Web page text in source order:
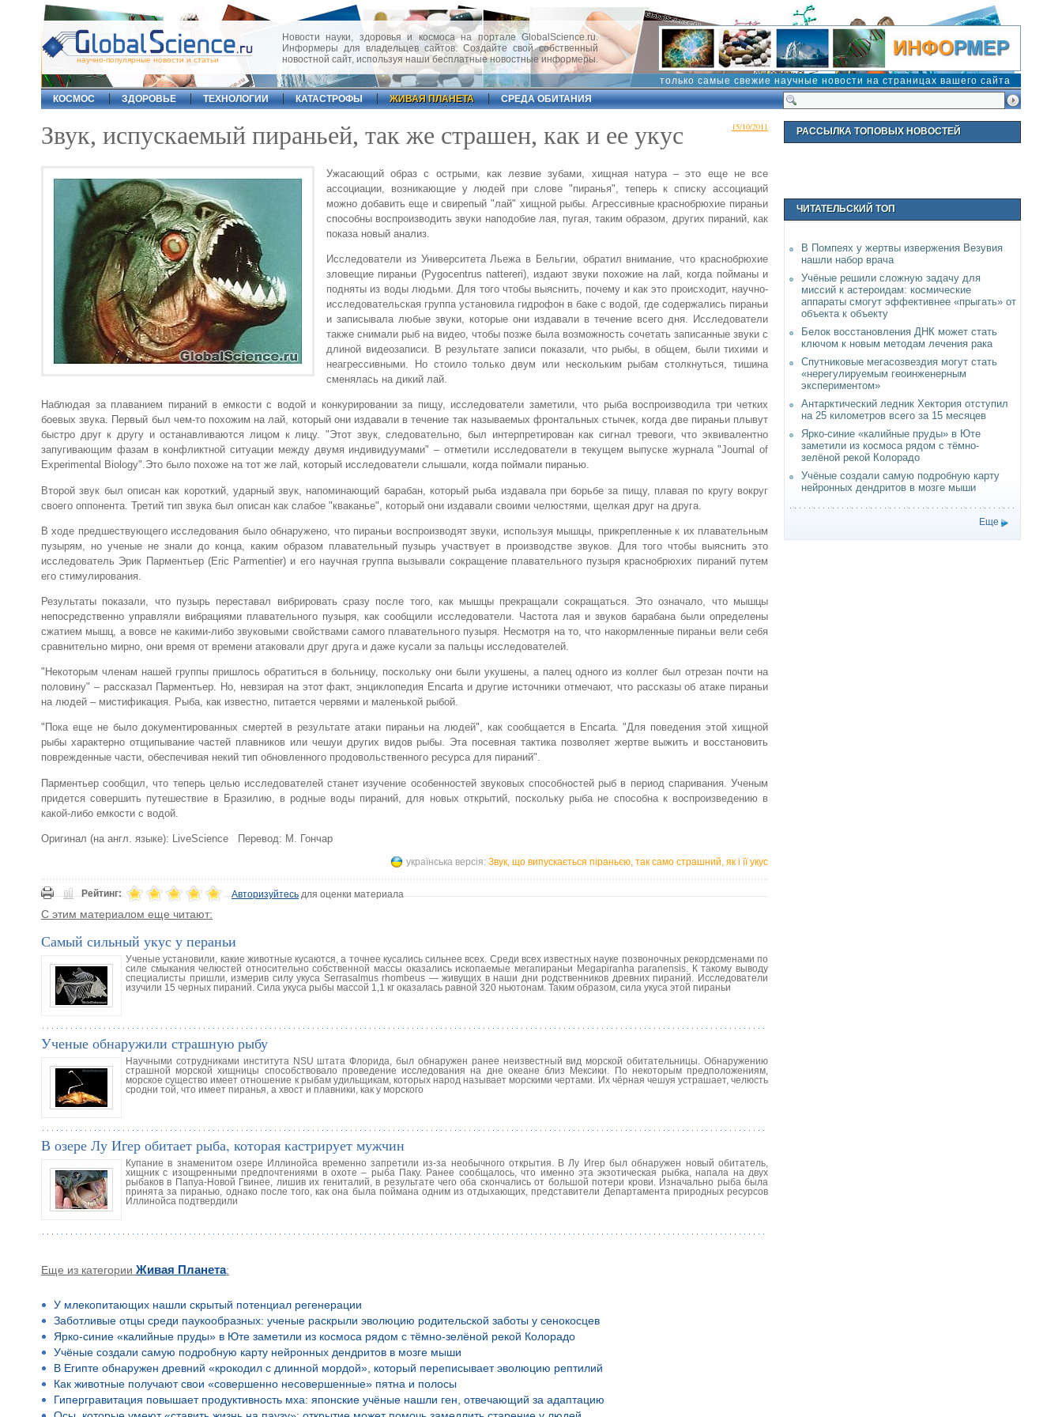
научно-популярные новости и статьи
Новости науки, здоровья и космоса на портале GlobalScience.ru.
Информеры для владельцев сайтов. Создайте свой собственный
новостной сайт, используя наши бесплатные новостные информеры.
только самые свежие научные новости на страницах вашего сайта
КОСМОС
ЗДОРОВЬЕ ТЕХНОЛОГИИ КАТАСТРОФЫ ЖИВАЯ ПЛАНЕТА СРЕДА ОБИТАНИЯ
15/10/2011
Звук, испускаемый пираньей, так же страшен, как и ее укус
Ужасающий образ с острыми, как лезвие зубами, хищная натура – это еще не все
ассоциации, возникающие у людей при слове "пиранья", теперь к списку ассоциаций
можно добавить еще и свирепый "лай" хищной рыбы. Агрессивные краснобрюхие пираньи
способны воспроизводить звуки наподобие лая, пугая, таким образом, других пираний, как
показа новый анализ.
Исследователи из Университета Льежа в Бельгии, обратил внимание, что краснобрюхие
зловещие пираньи (Pygocentrus nattereri), издают звуки похожие на лай, когда пойманы и
подняты из воды людьми. Для того чтобы выяснить, почему и как это происходит, научно-
исследовательская группа установила гидрофон в баке с водой, где содержались пираньи
и записывала любые звуки, которые они издавали в течение всего дня. Исследователи
также снимали рыб на видео, чтобы позже была возможность сочетать записанные звуки с
длиной видеозаписи. В результате записи показали, что рыбы, в общем, были тихими и
неагрессивными. Но стоило только двум или нескольким рыбам столкнуться, тишина
сменялась на дикий лай.
Наблюдая за плаванием пираний в емкости с водой и конкурировании за пищу, исследователи заметили, что рыба воспроизводила три четких
боевых звука. Первый был чем-то похожим на лай, который они издавали в течение так называемых фронтальных стычек, когда две пираньи плывут
быстро друг к другу и останавливаются лицом к лицу. "Этот звук, следовательно, был интерпретирован как сигнал тревоги, что эквивалентно
запугивающим фазам в конфликтной ситуации между двумя индивидуумами" – отметили исследователи в текущем выпуске журнала "Journal of
Experimental Biology".Это было похоже на тот же лай, который исследователи слышали, когда поймали пиранью.
Второй звук был описан как короткий, ударный звук, напоминающий барабан, который рыба издавала при борьбе за пищу, плавая по кругу вокруг
своего оппонента. Третий тип звука был описан как слабое "кваканье", который они издавали своими челюстями, щелкая друг на друга.
В ходе предшествующего исследования было обнаружено, что пираньи воспроизводят звуки, используя мышцы, прикрепленные к их плавательным
пузырям, но ученые не знали до конца, каким образом плавательный пузырь участвует в производстве звуков. Для того чтобы выяснить это
исследователь Эрик Парментьер (Eric Parmentier) и его научная группа вызывали сокращение плавательного пузыря краснобрюхих пираний путем
его стимулирования.
Результаты показали, что пузырь переставал вибрировать сразу после того, как мышцы прекращали сокращаться. Это означало, что мышцы
непосредственно управляли вибрациями плавательного пузыря, как сообщили исследователи. Частота лая и звуков барабана были определены
сжатием мышц, а вовсе не какими-либо звуковыми свойствами самого плавательного пузыря. Несмотря на то, что накормленные пираньи вели себя
сравнительно мирно, они время от времени атаковали друг друга и даже кусали за пальцы исследователей.
"Некоторым членам нашей группы пришлось обратиться в больницу, поскольку они были укушены, а палец одного из коллег был отрезан почти на
половину" – рассказал Парментьер. Но, невзирая на этот факт, энциклопедия Encarta и другие источники отмечают, что рассказы об атаке пираньи
на людей – мистификация. Рыба, как известно, питается червями и маленькой рыбой.
"Пока еще не было документированных смертей в результате атаки пираньи на людей", как сообщается в Encarta. "Для поведения этой хищной
рыбы характерно отщипывание частей плавников или чешуи других видов рыбы. Эта посевная тактика позволяет жертве выжить и восстановить
поврежденные части, обеспечивая некий тип обновленного продовольственного ресурса для пираний".
Парментьер сообщил, что теперь целью исследователей станет изучение особенностей звуковых способностей рыб в период спаривания. Ученым
придется совершить путешествие в Бразилию, в родные воды пираний, для новых открытий, поскольку рыба не способна к воспроизведению в
какой-либо емкости с водой.
Оригинал (на англ. языке): LiveScience Перевод: М. Гончар
українська версія: Звук, що випускається піраньєю, так само страшний, як і її укус
Рейтинг: Авторизуйтесьдля оценки материала
С этим материалом еще читают:
Самый сильный укус у пераньи
Ученые установили, какие животные кусаются, а точнее кусались сильнее всех. Среди всех известных науке позвоночных рекордсменами по
силе смыкания челюстей относительно собственной массы оказались ископаемые мегапираньи Megapiranha paranensis. К такому выводу
специалисты пришли, измерив силу укуса Serrasalmus rhombeus — живущих в наши дни родственников древних пираний. Исследователи
изучили 15 черных пираний. Сила укуса рыбы массой 1,1 кг оказалась равной 320 ньютонам. Таким образом, сила укуса этой пираньи
Ученые обнаружили страшную рыбу
Научными сотрудниками института NSU штата Флорида, был обнаружен ранее неизвестный вид морской обитательницы. Обнаружению
страшной морской хищницы способствовало проведение исследования на дне океане близ Мексики. По некоторым предположениям,
морское существо имеет отношение к рыбам удильщикам, которых народ называет морскими чертами. Их чёрная чешуя устрашает, челюсть
сродни той, что имеет пиранья, а хвост и плавники, как у морского
В озере Лу Игер обитает рыба, которая кастрирует мужчин
Купание в знаменитом озере Иллинойса временно запретили из-за необычного открытия. В Лу Игер был обнаружен новый обитатель,
хищник с изощренными предпочтениями в охоте – рыба Паку. Ранее сообщалось, что именно эта экзотическая рыбка, напала на двух
рыбаков в Папуа-Новой Гвинее, лишив их гениталий, в результате чего оба скончались от большой потери крови. Изначально рыба была
принята за пиранью, однако после того, как она была поймана одним из отдыхающих, представители Департамента природных ресурсов
Иллинойса подтвердили
Еще из категории Живая Планета:
У млекопитающих нашли скрытый потенциал регенерации
Заботливые отцы среди паукообразных: ученые раскрыли эволюцию родительской заботы у сенокосцев
Ярко-синие «калийные пруды» в Юте заметили из космоса рядом с тёмно-зелёной рекой Колорадо
Учёные создали самую подробную карту нейронных дендритов в мозге мыши
В Египте обнаружен древний «крокодил с длинной мордой», который переписывает эволюцию рептилий
Как животные получают свои «совершенно несовершенные» пятна и полосы
Гипергравитация повышает продуктивность мха: японские учёные нашли ген, отвечающий за адаптацию
РАССЫЛКА ТОПОВЫХ НОВОСТЕЙ
ЧИТАТЕЛЬСКИЙ ТОП
В Помпеях у жертвы извержения Везувия
нашли набор врача
Учёные решили сложную задачу для
миссий к астероидам: космические
аппараты смогут эффективнее «прыгать» от
объекта к объекту
Белок восстановления ДНК может стать
ключом к новым методам лечения рака
Спутниковые мегасозвездия могут стать
«нерегулируемым геоинженерным
экспериментом»
Антарктический ледник Хектория отступил
на 25 километров всего за 15 месяцев
Ярко-синие «калийные пруды» в Юте
заметили из космоса рядом с тёмно-
зелёной рекой Колорадо
Учёные создали самую подробную карту
нейронных дендритов в мозге мыши
Еще